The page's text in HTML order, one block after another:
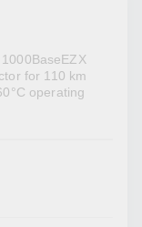
for 110 km
operating